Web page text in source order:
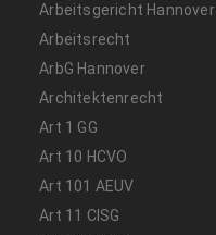
Arbeitsgericht Hannover
Arbeitsrecht
ArbG Hannover
Architektenrecht
Art 1 GG
Art 10 HCVO
Art 101 AEUV
Art 11 CISG